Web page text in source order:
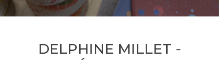
DELPHINE MILLET -